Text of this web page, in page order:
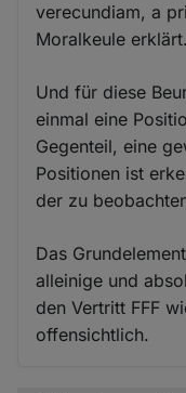
verecundiam, a
Moralkeule erklärt.
Und für diese
einmal eine
Gegenteil, eine
Positionen ist
der zu
Das
alleinige und
den Vertritt FFF
offensichtlich.